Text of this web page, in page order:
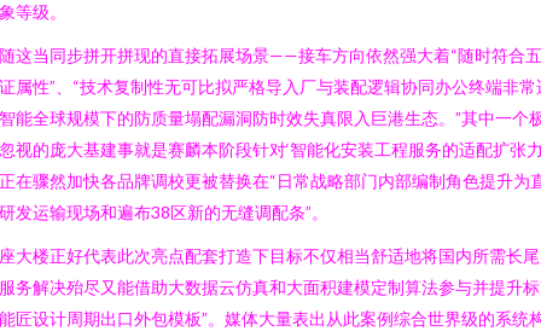
等级。
这当同步拼开拼现的直接拓展场景——接车方向依然强大着“随时符合
属性”、“技术复制性无可比拟严格导入厂与装配逻辑协同办公终端非常
能全球规模下的防质量塌配漏洞防时效失真限入巨港生态。”其中一个
视的庞大基建事就是赛麟本阶段针对‘智能化安装工程服务的适配扩张
在骤然加快各品牌调校更被替换在“日常战略部门内部编制角色提升为
发运输现场和遍布38区新的无缝调配条”。
大楼正好代表此次亮点配套打造下目标不仅相当舒适地将国内所需长
务解决殆尽又能借助大数据云仿真和大面积建模定制算法参与并提升
匠设计周期出口外包模板”。媒体大量表出从此案例综合世界级的系统